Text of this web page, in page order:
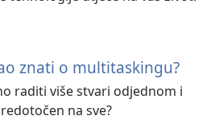
znati o multitaskingu?
raditi više stvari odjednom i
na sve?